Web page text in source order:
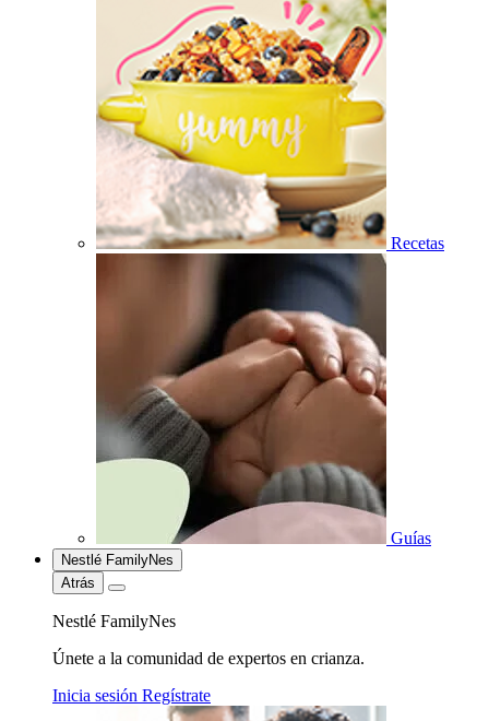
Recetas
Guías
Nestlé FamilyNes
Atrás
Nestlé FamilyNes
Únete a la comunidad de expertos en crianza.
Inicia sesión Regístrate